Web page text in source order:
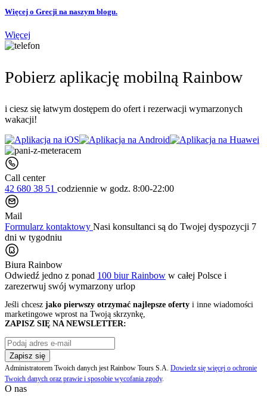
Więcej o Grecji na naszym blogu.
Więcej
Pobierz aplikację mobilną Rainbow
i ciesz się łatwym dostępem do ofert i rezerwacji wymarzonych
wakacji!
Call center
42 680 38 51 codziennie w godz. 8:00-22:00
Mail
Formularz kontaktowy Nasi konsultanci są do Twojej dyspozycji 7
dni w tygodniu
Biura Rainbow
Odwiedź jedno z ponad 100 biur Rainbow w całej Polsce i
zarezerwuj swój wymarzony urlop
Jeśli chcesz jako pierwszy otrzymać najlepsze oferty i inne wiadomości
marketingowe wprost na Twoją skrzynkę,
ZAPISZ SIĘ NA NEWSLETTER:
Zapisz się
Administratorem Twoich danych jest Rainbow Tours S.A. Dowiedz się więcej o ochronie
Twoich danych oraz prawie i sposobie wycofania zgody.
O nas